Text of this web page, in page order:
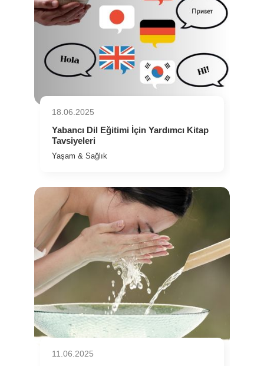
18.06.2025
Yabancı Dil Eğitimi İçin Yardımcı Kitap
Tavsiyeleri
Yaşam & Sağlık
11.06.2025